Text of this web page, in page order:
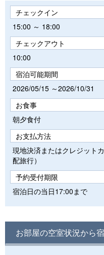
チェックイン
15:00 ～ 18:00
チェックアウト
10:00
宿泊可能期間
2026/05/15 ～2026/10/31
お食事
朝夕食付
お支払方法
現地決済またはクレジット
配旅行）
予約受付期限
宿泊日の当日17:00まで
お部屋の空室状況から